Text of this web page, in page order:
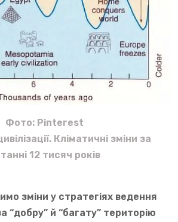
Фото: Pinterest
Кліматичні зміни за
12 тисяч років
зміни у стратегіях ведення
“добру” й “багату” територію